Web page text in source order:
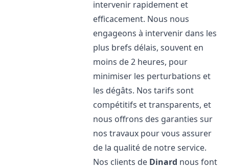
intervenir rapidement et
efficacement. Nous nous
engageons à intervenir dans les
plus brefs délais, souvent en
moins de 2 heures, pour
minimiser les perturbations et
les dégâts. Nos tarifs sont
compétitifs et transparents, et
nous offrons des garanties sur
nos travaux pour vous assurer
de la qualité de notre service.
Nos clients de Dinard nous font